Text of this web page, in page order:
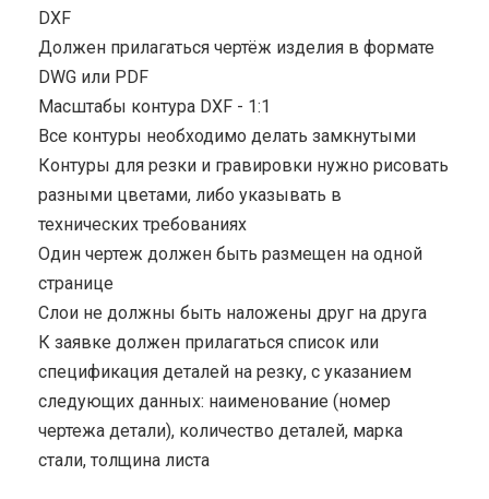
DXF
Должен прилагаться чертёж изделия в формате
DWG или PDF
Масштабы контура DXF - 1:1
Все контуры необходимо делать замкнутыми
Контуры для резки и гравировки нужно рисовать
разными цветами, либо указывать в
технических требованиях
Один чертеж должен быть размещен на одной
странице
Cлои не должны быть наложены друг на друга
К заявке должен прилагаться список или
спецификация деталей на резку, с указанием
следующих данных: наименование (номер
чертежа детали), количество деталей, марка
стали, толщина листа